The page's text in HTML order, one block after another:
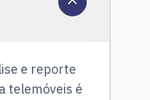
e reporte
telemóveis é